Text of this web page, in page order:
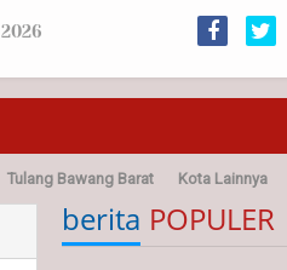
Tulang Bawang Barat Kota Lainnya
berita POPULER